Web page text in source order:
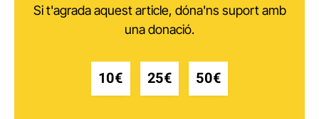
Si t'agrada aquest article, dóna'ns suport amb
una donació.
10€ 25€ 50€